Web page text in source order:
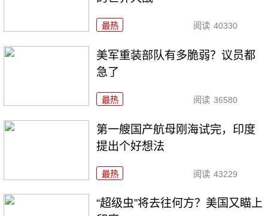
最热 阅读 40330
美军重装部队有多脆弱？议员都
急了
最热 阅读 36580
第一艘国产航母刚海试完，印度
提出个好想法
最热 阅读 43229
“超级虫”将去往何方？美国又瞄上